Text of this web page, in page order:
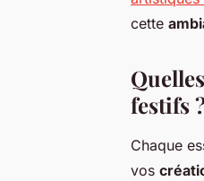
cette
festifs
Chaque
vos